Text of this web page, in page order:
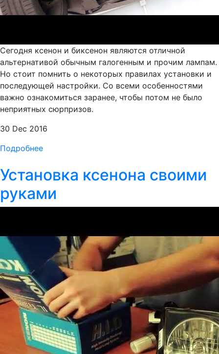
Сегодня ксенон и биксенон являются отличной
альтернативой обычным галогенным и прочим лампам.
Но стоит помнить о некоторых правилах установки и
последующей настройки. Со всеми особенностями
важно ознакомиться заранее, чтобы потом не было
неприятных сюрпризов.
30 Dec 2016
Подробнее
Установка ксенона своими
руками